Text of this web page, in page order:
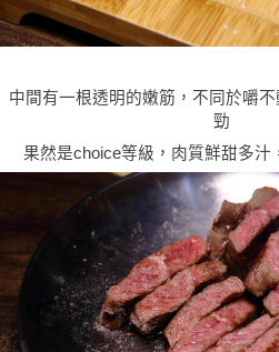
中間有一根透明的嫩筋，不同於嚼
勁
果然是choice等級，肉質鮮甜多汁